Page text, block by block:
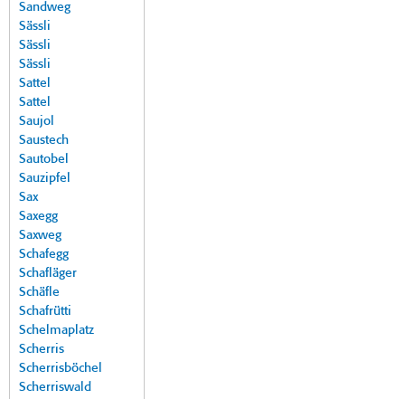
Sandweg
Sässli
Sässli
Sässli
Sattel
Sattel
Saujol
Saustech
Sautobel
Sauzipfel
Sax
Saxegg
Saxweg
Schafegg
Schafläger
Schäfle
Schafrütti
Schelmaplatz
Scherris
Scherrisböchel
Scherriswald